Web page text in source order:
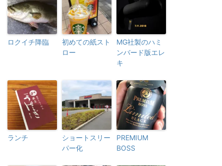
ロクイチ降臨
初めての紙スト
ロー
MG社製のハミ
ンバード版エレ
キ
ランチ
ショートスリー
パー化
PREMIUM
BOSS